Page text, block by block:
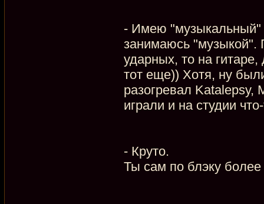
- Имею "музыкальный"
занимаюсь "музыкой".
ударных, то на
тот еще)) Хотя, ну
разогревал Katalepsy,
играли и на студии
- Круто.
Ты сам по блэку более